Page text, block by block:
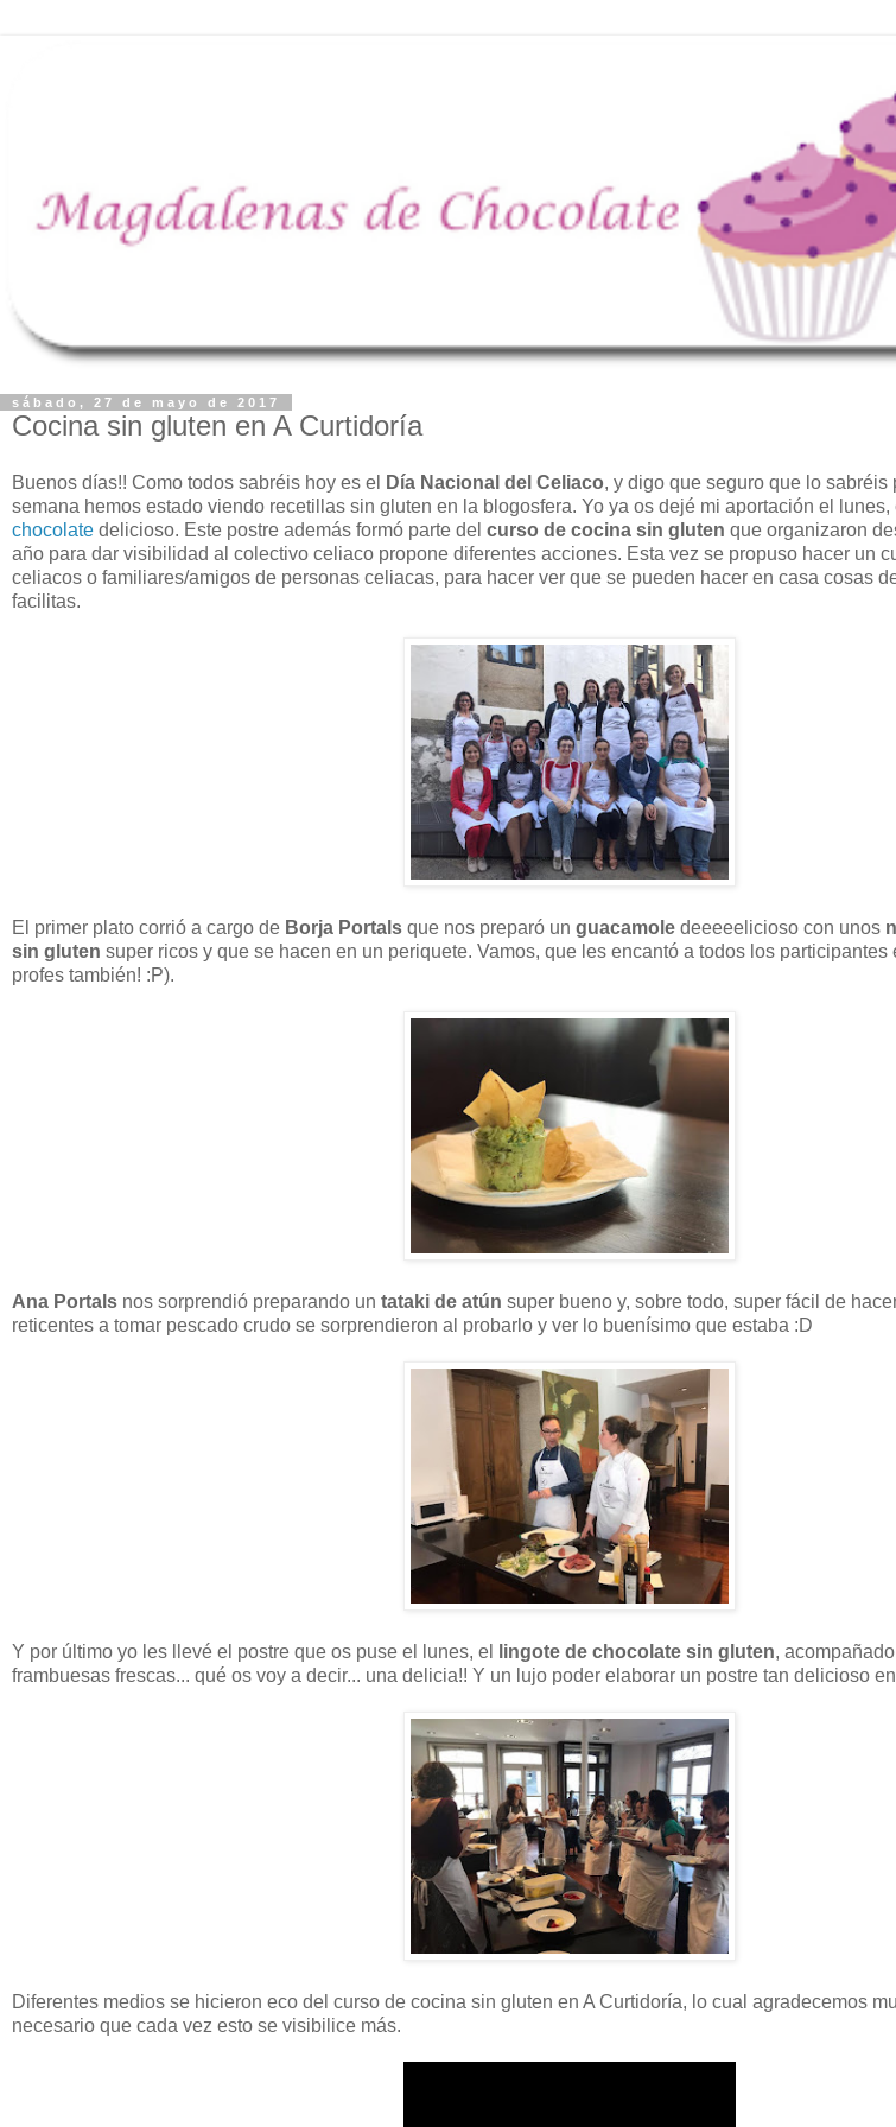
sábado, 27 de mayo de 2017
Cocina sin gluten en A Curtidoría
Buenos días!! Como todos sabréis hoy es el Día Nacional del Celiaco, y digo que seguro que lo sabréis
semana hemos estado viendo recetillas sin gluten en la blogosfera. Yo ya os dejé mi aportación el lunes,
chocolate delicioso. Este postre además formó parte del curso de cocina sin gluten que organizaron
año para dar visibilidad al colectivo celiaco propone diferentes acciones. Esta vez se propuso hacer un
celiacos o familiares/amigos de personas celiacas, para hacer ver que se pueden hacer en casa cosas
facilitas.
El primer plato corrió a cargo de Borja Portals que nos preparó un guacamole deeeeelicioso con unos
sin gluten super ricos y que se hacen en un periquete. Vamos, que les encantó a todos los participantes
profes también! :P).
Ana Portals nos sorprendió preparando un tataki de atún super bueno y, sobre todo, super fácil de
reticentes a tomar pescado crudo se sorprendieron al probarlo y ver lo buenísimo que estaba :D
Y por último yo les llevé el postre que os puse el lunes, el lingote de chocolate sin gluten,
frambuesas frescas... qué os voy a decir... una delicia!! Y un lujo poder elaborar un postre tan delicioso
Diferentes medios se hicieron eco del curso de cocina sin gluten en A Curtidoría, lo cual agradecemos
necesario que cada vez esto se visibilice más.